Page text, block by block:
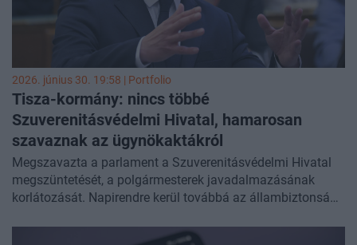
Anita külügyminiszternek.
2026. június 30. 19:58 | Portfolio
Tisza-kormány: nincs többé
Szuverenitásvédelmi Hivatal, hamarosan
szavaznak az ügynökaktákról
Megszavazta a parlament a Szuverenitásvédelmi Hivatal
megszüntetését, a polgármesterek javadalmazásának
korlátozását. Napirendre kerül továbbá az állambiztonsági
olyan adó- és egészségügyi törvénymódosítások is,